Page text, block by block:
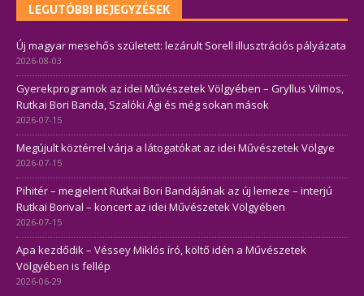
LEGUTÓBBI BEJEGYZÉSEK
Új magyar mesehős született: lezárult Sorell illusztrációs pályázata
2026-08-03
Gyerekprogramok az idei Művészetek Völgyében – Gryllus Vilmos,
Rutkai Bori Banda, Szalóki Ági és még sokan mások
2026-07-15
Megújult köztérrel várja a látogatókat az idei Művészetek Völgye
2026-07-15
Pihitér – megjelent Rutkai Bori Bandájának az új lemeze – interjú
Rutkai Borival – koncert az idei Művészetek Völgyében
2026-07-15
Apa kezdődik – Véssey Miklós író, költő idén a Művészetek
Völgyében is fellép
2026-06-29